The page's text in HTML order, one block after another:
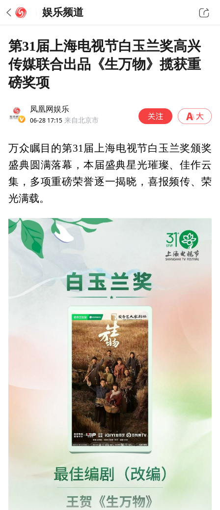
娱乐频道
第31届上海电视节白玉兰奖高兴
传媒联合出品《生万物》揽获重
磅奖项
凤凰网娱乐
06-28 17:15 来自北京市
万众瞩目的第31届上海电视节白玉兰奖颁奖
盛典圆满落幕，本届盛典星光璀璨、佳作云
集，多项重磅荣誉逐一揭晓，喜报频传、荣
光满载。